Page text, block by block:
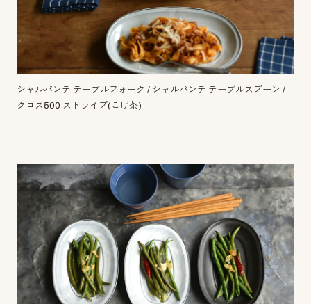
シャルパンテ テーブルフォーク / シャルパンテ テーブルスプーン /
クロス500 ストライプ(こげ茶)